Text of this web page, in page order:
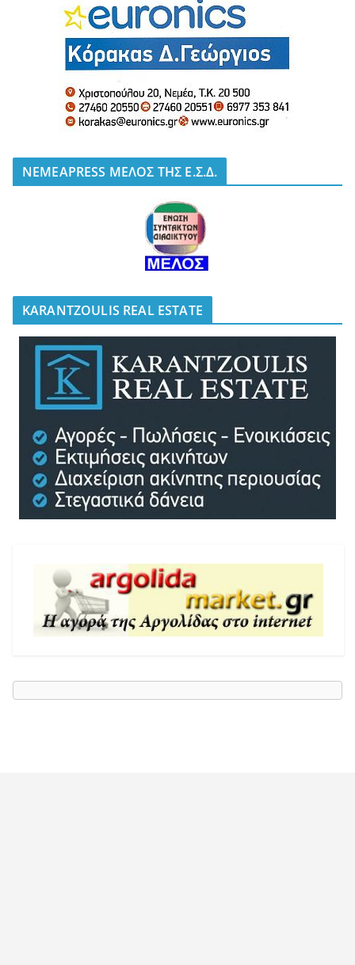
NEMEAPRESS ΜΕΛΟΣ ΤΗΣ Ε.Σ.Δ.
KARANTZOULIS REAL ESTATE